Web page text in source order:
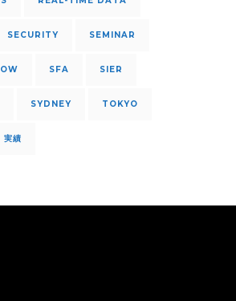
SECURITY SEMINAR
SFA SIER
SYDNEY TOKYO
実績